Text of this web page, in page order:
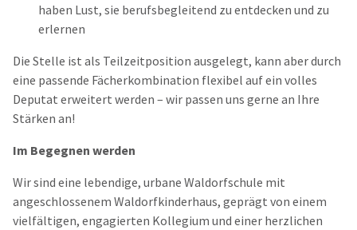
haben Lust, sie berufsbegleitend zu entdecken und zu
erlernen
Die Stelle ist als Teilzeitposition ausgelegt, kann aber durch
eine passende Fächerkombination flexibel auf ein volles
Deputat erweitert werden – wir passen uns gerne an Ihre
Stärken an!
Im Begegnen werden
Wir sind eine lebendige, urbane Waldorfschule mit
angeschlossenem Waldorfkinderhaus, geprägt von einem
vielfältigen, engagierten Kollegium und einer herzlichen